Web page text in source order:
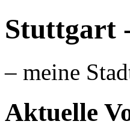
Stuttgart
– meine
Aktuelle